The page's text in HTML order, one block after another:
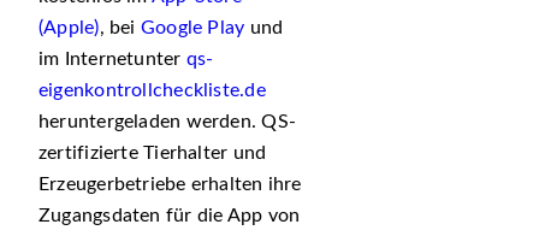
(Apple), bei Google Play und
im Internetunter qs-
eigenkontrollcheckliste.de
heruntergeladen werden. QS-
zertifizierte Tierhalter und
Erzeugerbetriebe erhalten ihre
Zugangsdaten für die App von